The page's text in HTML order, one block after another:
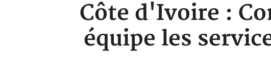
Côte d'Ivoire :
équipe les